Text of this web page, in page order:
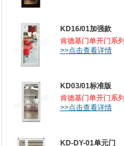
KD16/01加强款
肯德基门单开门系列
>>点击查看详情
KD03/01标准版
肯德基门单开门系列
>>点击查看详情
KD-DY-01单元门